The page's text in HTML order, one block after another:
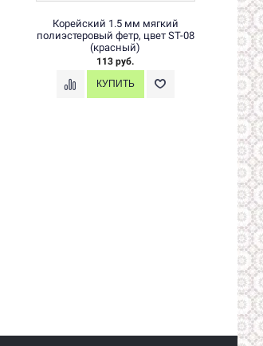
Корейский 1.5 мм мягкий
полиэстеровый фетр, цвет ST-08
(красный)
113 руб.